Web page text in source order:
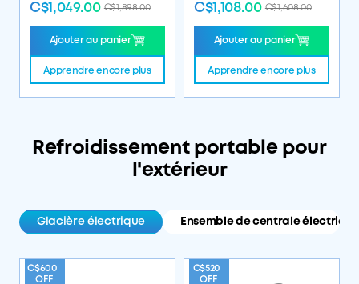
C$1,049.00 C$1,898.00
Ajouter au panier
Apprendre encore plus
C$1,108.00 C$1,608.00
Ajouter au panier
Apprendre encore plus
Refroidissement portable pour
l'extérieur
Glacière électrique Ensemble de centrale
C$600
OFF
C$520
OFF